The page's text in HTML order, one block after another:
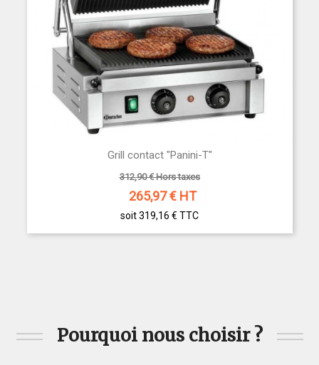
Grill contact "Panini-T"
312,90 € Hors taxes
265,97€ HT
soit 319,16 € TTC
Pourquoi nous choisir ?